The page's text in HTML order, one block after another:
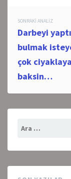
Post
SONRAKI ANALIZ
Darbeyi
bulmak
çok
baksin…